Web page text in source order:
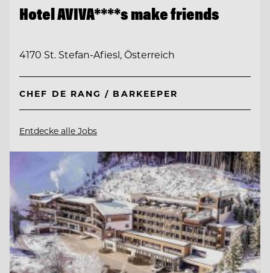
Hotel AVIVA****s make friends
4170 St. Stefan-Afiesl, Österreich
CHEF DE RANG / BARKEEPER
Entdecke alle Jobs